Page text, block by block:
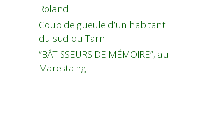
Roland
Coup de gueule d’un habitant
du sud du Tarn
“BÂTISSEURS DE MÉMOIRE”, au
Marestaing